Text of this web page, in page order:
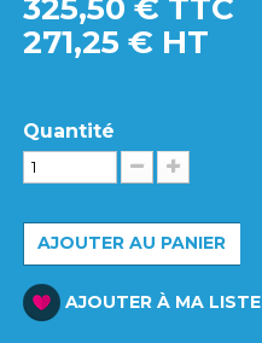
325,50 € TTC
271,25 € HT
Quantité
AJOUTER AU PANIER
AJOUTER À MA LISTE